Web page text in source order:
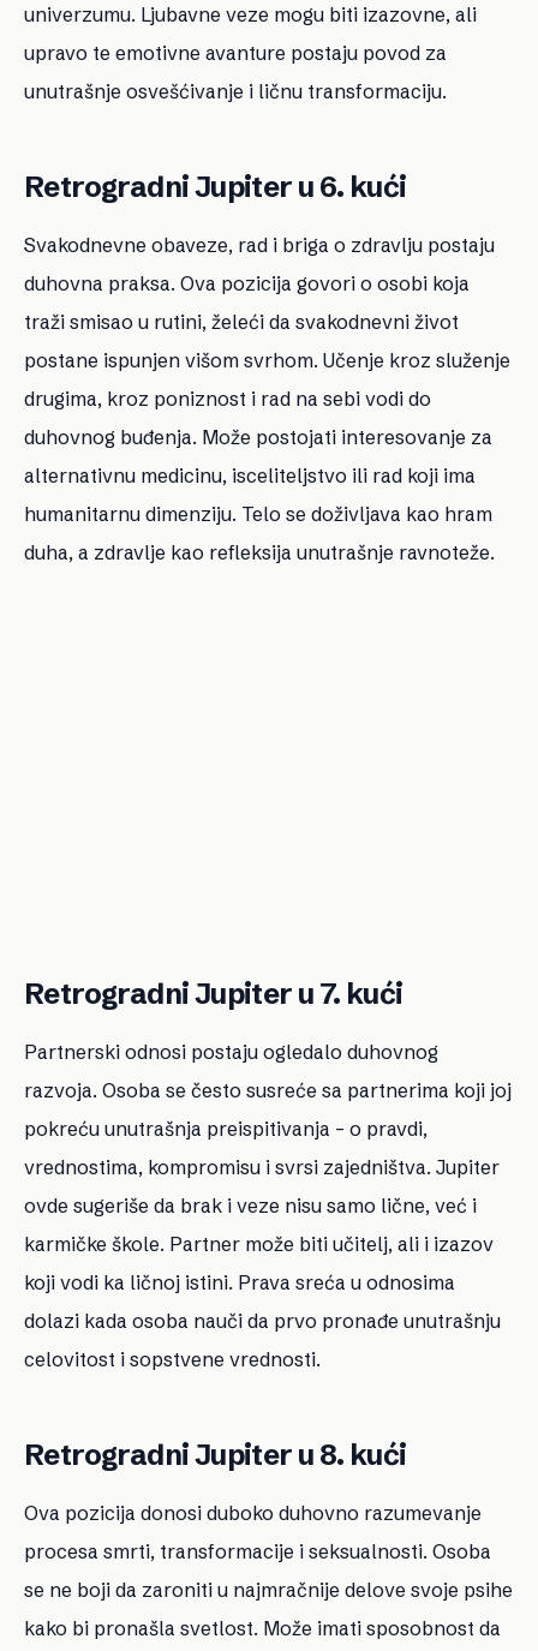
univerzumu. Ljubavne veze mogu biti izazovne, ali
upravo te emotivne avanture postaju povod za
unutrašnje osvešćivanje i ličnu transformaciju.
Retrogradni Jupiter u 6. kući
Svakodnevne obaveze, rad i briga o zdravlju postaju
duhovna praksa. Ova pozicija govori o osobi koja
traži smisao u rutini, želeći da svakodnevni život
postane ispunjen višom svrhom. Učenje kroz služenje
drugima, kroz poniznost i rad na sebi vodi do
duhovnog buđenja. Može postojati interesovanje za
alternativnu medicinu, isceliteljstvo ili rad koji ima
humanitarnu dimenziju. Telo se doživljava kao hram
duha, a zdravlje kao refleksija unutrašnje ravnoteže.
Retrogradni Jupiter u 7. kući
Partnerski odnosi postaju ogledalo duhovnog
razvoja. Osoba se često susreće sa partnerima koji joj
pokreću unutrašnja preispitivanja – o pravdi,
vrednostima, kompromisu i svrsi zajedništva. Jupiter
ovde sugeriše da brak i veze nisu samo lične, već i
karmičke škole. Partner može biti učitelj, ali i izazov
koji vodi ka ličnoj istini. Prava sreća u odnosima
dolazi kada osoba nauči da prvo pronađe unutrašnju
celovitost i sopstvene vrednosti.
Retrogradni Jupiter u 8. kući
Ova pozicija donosi duboko duhovno razumevanje
procesa smrti, transformacije i seksualnosti. Osoba
se ne boji da zaroniti u najmračnije delove svoje psihe
kako bi pronašla svetlost. Može imati sposobnost da